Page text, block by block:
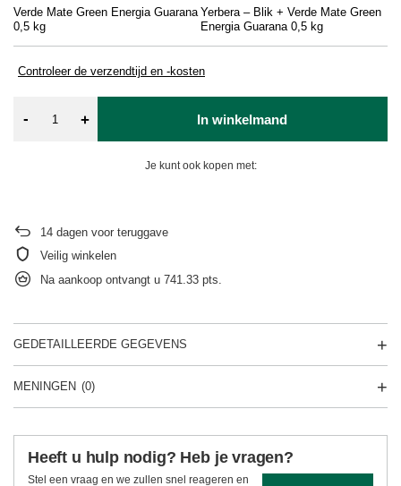
Verde Mate Green Energia Guarana
0,5 kg
Yerbera – Blik + Verde Mate Green
Energia Guarana 0,5 kg
Controleer de verzendtijd en -kosten
- + In winkelmand
Je kunt ook kopen met:
14 dagen voor teruggave
Veilig winkelen
Na aankoop ontvangt u 741.33 pts.
GEDETAILLEERDE GEGEVENS
MENINGEN (0)
Heeft u hulp nodig? Heb je vragen?
Stel een vraag en we zullen snel reageren en